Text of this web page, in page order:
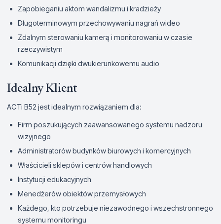
Zapobieganiu aktom wandalizmu i kradzieży
Długoterminowym przechowywaniu nagrań wideo
Zdalnym sterowaniu kamerą i monitorowaniu w czasie
rzeczywistym
Komunikacji dzięki dwukierunkowemu audio
Idealny Klient
ACTi B52 jest idealnym rozwiązaniem dla:
Firm poszukujących zaawansowanego systemu nadzoru
wizyjnego
Administratorów budynków biurowych i komercyjnych
Właścicieli sklepów i centrów handlowych
Instytucji edukacyjnych
Menedżerów obiektów przemysłowych
Każdego, kto potrzebuje niezawodnego i wszechstronnego
systemu monitoringu